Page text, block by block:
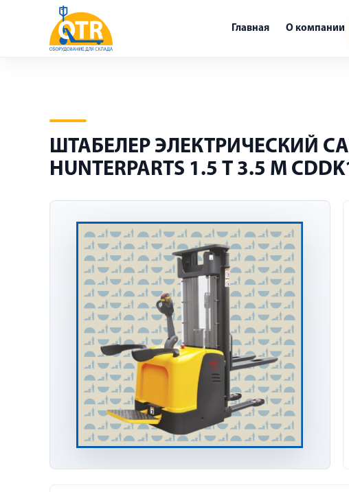
Главная О компании
ШТАБЕЛЕР ЭЛЕКТРИЧЕСКИЙ
HUNTERPARTS 1.5 Т 3.5 М